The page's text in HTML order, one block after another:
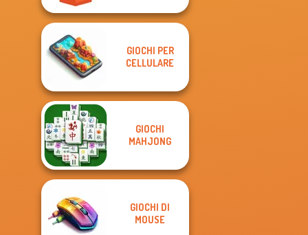
GIOCHI PER
CELLULARE
GIOCHI
MAHJONG
GIOCHI DI
MOUSE